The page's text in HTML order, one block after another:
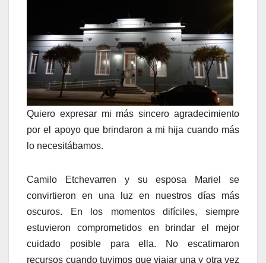
Quiero expresar mi más sincero agradecimiento
por el apoyo que brindaron a mi hija cuando más
lo necesitábamos.
Camilo Etchevarren y su esposa Mariel se
convirtieron en una luz en nuestros días más
oscuros. En los momentos difíciles, siempre
estuvieron comprometidos en brindar el mejor
cuidado posible para ella. No escatimaron
recursos cuando tuvimos que viajar una y otra vez